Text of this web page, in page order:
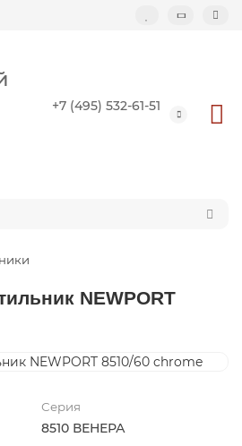
+7 (495) 532-61-51
NEWPORT
Серия
8510 ВЕНЕРА